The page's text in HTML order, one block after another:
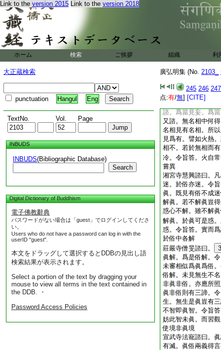
Link to the version 2015 Link to the version 2018
ホーム 検索 ご挨拶 組織 利
大正蔵検索
punctuation Hangul Eng
TextNo. Vol. Page
INBUDS
INBUDS(Bibliographic Database)
Search
Digital Dictionary of Buddhism
電子佛教辭典
パスワードがない場合は「guest」でログインしてくださ
い。
Users who do not have a password can log in with the
userID "guest".
本文をドラッグして選択するとDDBの見出し語
検索結果が表示されます。
Select a portion of the text by dragging your
mouse to view all terms in the text contained in
the DDB. ・
Password Access Policies
廣弘明集 (No. 2103_
245 246 247
点:有/無] [CITE]
光宅寺法雲諮曰。
未審能知之智。爲
曰。能知是智。所
又諮。有智之人。
之人。何得有眞諦
俗。所以得有眞智
不得稱人。令旨答
相説常自有人
靈根寺慧令諮曰。
中見有。令旨答曰
俗諦之有爲實爲虚
諮。爲當見妄。爲
又諮。無名相中何
名相見有名相。所
見爲有。譬如火熱
相不。若於無相而
冷。令旨答。火自
嘗異
湘宮寺慧興諮曰。
迷。於俗亦迷。令
眞。既見有俗不成
解眞。若不解眞豈
惑心不解。雖不解
解眞。於眞可是惑
惑。令旨答。實而
於俗中各解
莊嚴寺僧旻諮曰。
3
眞解。爲是俗解。
未審相似爲眞爲俗
俗解。未見無生不
非眞非俗。亦應所
眞非俗則有三諦。
生。無生是眞豈有
不智即眞智。令旨
妨此智未眞。而習
使境非眞境
宣武寺法寵諮曰。
有滅。眞俗兩義得